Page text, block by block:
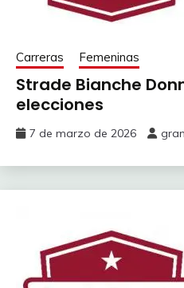
Carreras Femeninas
Strade Bianche
elecciones
7 de marzo de 2026